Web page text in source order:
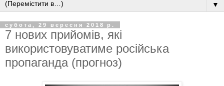
▼
субота, 29 вересня 2018 р.
7 нових прийомів, які
використовуватиме російська
пропаганда (прогноз)